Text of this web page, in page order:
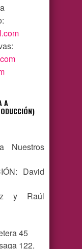
A
Nuestros
David
y Raúl
45
122,